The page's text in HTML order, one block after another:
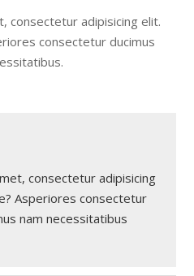
consectetur adipisicing elit.
consectetur ducimus
consectetur adipisicing
Asperiores consectetur
nam necessitatibus